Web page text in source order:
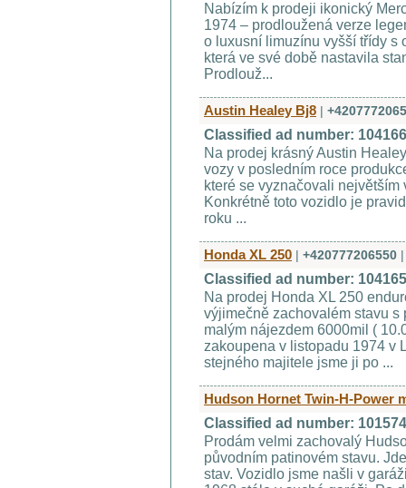
Nabízím k prodeji ikonický
1974 – prodloužená verze
o luxusní limuzínu vyšší třídy s
která ve své době nastavila
Prodlouž...
Austin Healey Bj8 |
Classified ad number:
Na prodej krásný Austin
vozy v posledním roce
které se vyznačovali
Konkrétně toto vozidlo je
roku ...
Honda XL 250 | +420777206550 |
Classified ad number:
Na prodej Honda XL 250
výjimečně zachovalém stavu s
malým nájezdem 6000mil (
zakoupena v listopadu 1974 v
stejného majitele jsme ji po ...
Hudson Hornet Twin-H-Power
Classified ad number:
Prodám velmi zachovalý
původním patinovém stavu.
stav. Vozidlo jsme našli v